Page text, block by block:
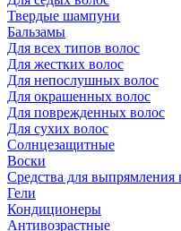
Твердые шампуни
Бальзамы
Для всех типов волос
Для жестких волос
Для непослушных волос
Для окрашенных волос
Для поврежденных волос
Для сухих волос
Солнцезащитные
Воски
Средства для выпрямления
Гели
Кондиционеры
Антивозрастные